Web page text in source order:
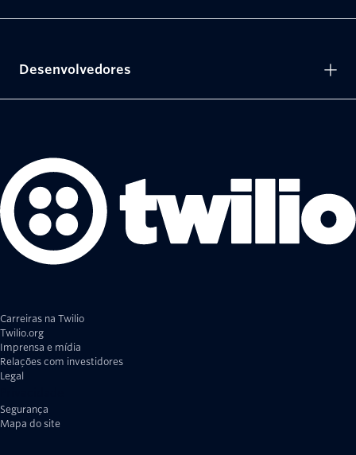
Carreiras na Twilio
Twilio.org
Imprensa e mídia
Relações com investidores
Legal
Segurança
Mapa do site
Desenvolvedores